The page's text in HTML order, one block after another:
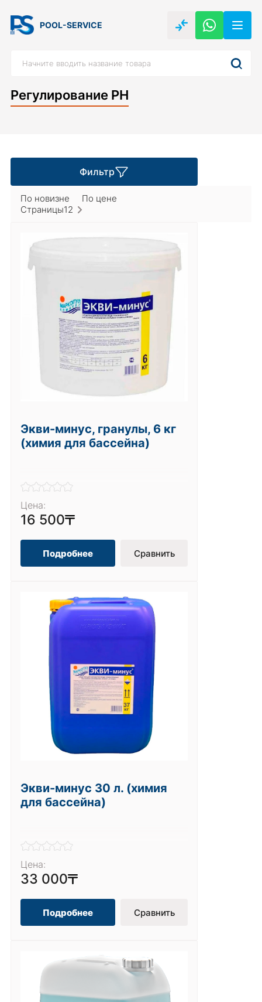
POOL-SERVICE
Регулирование РН
Фильтр
По новизне
По цене
Страницы12
Экви-минус, гранулы, 6 кг
(химия для бассейна)
Цена:
16 500
Подробнее Сравнить
Экви-минус 30 л. (химия
для бассейна)
Цена:
33 000
Подробнее Сравнить